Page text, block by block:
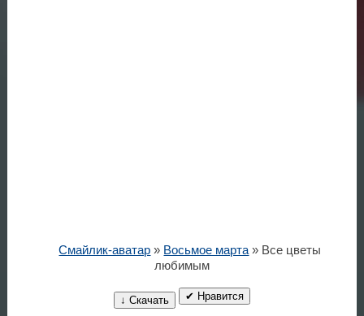
Смайлик-аватар » Восьмое марта » Все цветы
любимым
↓ Скачать ✔ Нравится